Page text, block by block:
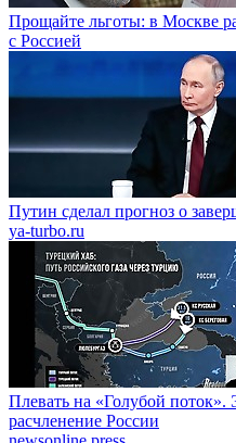
Прощайте льготы: в Москве
с Россией
Путин сделал прогноз о
ya-turbo.ru
Плевать на «Голубой поток».
расчленение России